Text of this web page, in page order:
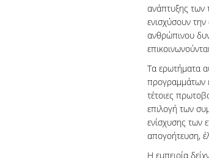
ανάπτυξης των
ενισχύσουν
ανθρώπινου
Τα ερωτήματα
προγραμμάτων
τέτοιες
επιλογή των
ενίσχυσης των
απογοήτευση,
Η εμπειρία